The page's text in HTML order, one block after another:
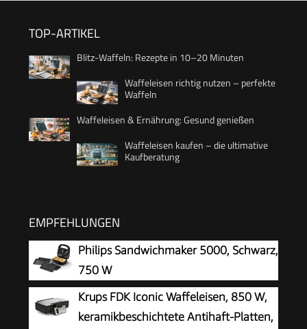
TOP-ARTIKEL
Blitz-Waffeln: Rezepte in 10–20 Minuten
Waffeleisen richtig nutzen – perfekte
Waffeln
Waffeleisen & Ernährung: Gesund genießen
Waffeleisen kaufen – die ultimative
Kaufberatung
EMPFEHLUNGEN
Philips Sandwichmaker 5000, Schwarz,
750 W
Krups FDK Iconic Waffeleisen, 850 W,
keramikbeschichtete Antihaft-Platten,